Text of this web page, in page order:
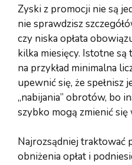
Zyski z promocji nie są
nie sprawdzisz
czy niska opłata
kilka miesięcy. Istotne
na przykład minimalna
upewnić się, że spełnisz
„nabijania” obrotów, bo
szybko mogą zmienić
Najrozsądniej traktować
obniżenia opłat i